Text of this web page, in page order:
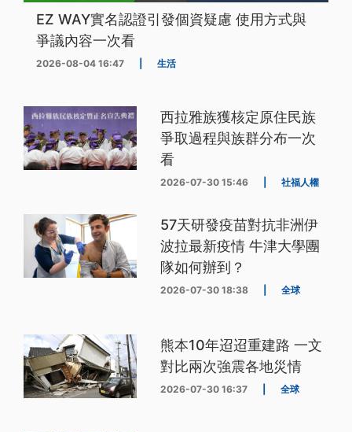
EZ WAY實名認證引發個資疑慮 使用方式與
爭議內容一次看
2026-08-04 16:47 生活
西拉雅族獲核定原住民族
爭取過程與族群分布一次
看
2026-07-30 15:46 社福人權
57天研發疫苗對抗非洲伊
波拉最新疫情 牛津大學團
隊如何辦到？
2026-07-30 18:38 全球
熊本10年迢迢重建路 一文
對比兩次強震各地災情
2026-07-30 16:37 全球